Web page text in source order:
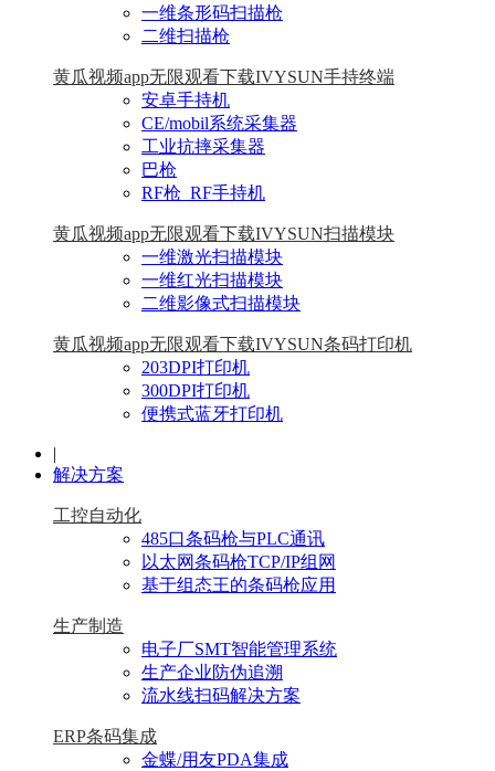
一维条形码扫描枪
二维扫描枪
黄瓜视频app无限观看下载IVYSUN手持终端
安卓手持机
CE/mobil系统采集器
工业抗摔采集器
巴枪
RF枪_RF手持机
黄瓜视频app无限观看下载IVYSUN扫描模块
一维激光扫描模块
一维红光扫描模块
二维影像式扫描模块
黄瓜视频app无限观看下载IVYSUN条码打印机
203DPI打印机
300DPI打印机
便携式蓝牙打印机
|
解决方案
工控自动化
485口条码枪与PLC通讯
以太网条码枪TCP/IP组网
基于组态王的条码枪应用
生产制造
电子厂SMT智能管理系统
生产企业防伪追溯
流水线扫码解决方案
ERP条码集成
金蝶/用友PDA集成